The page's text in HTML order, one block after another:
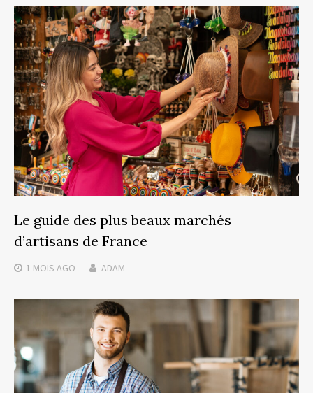
Le guide des plus beaux marchés
d’artisans de France
1 MOIS AGO ADAM